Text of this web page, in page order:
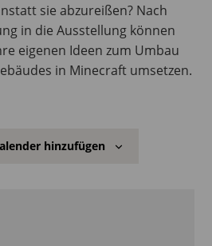
sie abzureißen? Nach
in die Ausstellung können
eigenen Ideen zum Umbau
in Minecraft umsetzen.
hinzufügen